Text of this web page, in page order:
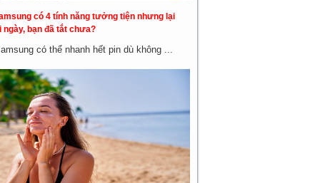
có 4 tính năng tưởng tiện nhưng lại
ngày, bạn đã tắt chưa?
có thể nhanh hết pin dù không ...